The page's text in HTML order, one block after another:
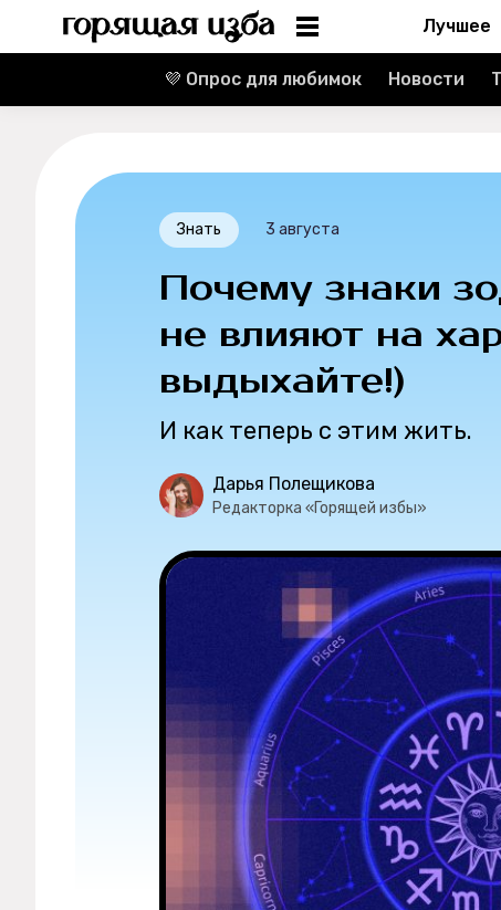
Реклама
О проекте
О компании
Лучшее
💜 Опрос для любимок Новости
Знать 3 августа
Почему знаки
не влияют на
выдыхайте!)
И как теперь с этим жить.
Дарья Полещикова
Редакторка «Горящей избы»